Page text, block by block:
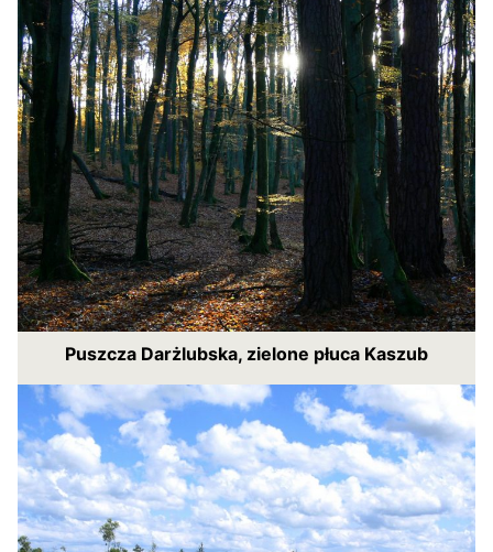
Puszcza Darżlubska, zielone płuca Kaszub